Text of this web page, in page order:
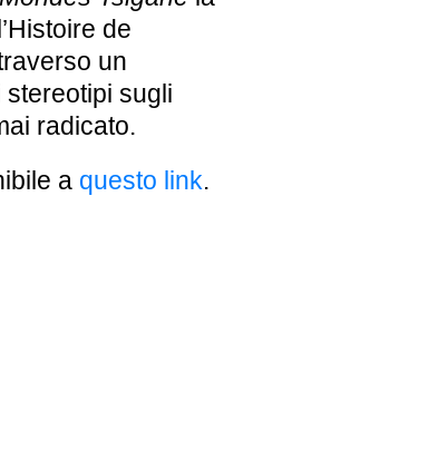
de
un
stereotipi sugli
radicato.
a questo link.